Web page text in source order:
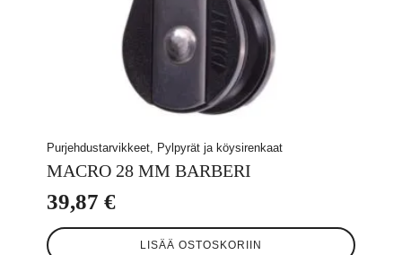
Purjehdustarvikkeet, Pylpyrät ja köysirenkaat
MACRO 28 MM BARBERI
39,87 €
LISÄÄ OSTOSKORIIN